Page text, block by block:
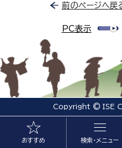
おすすめ 検索・メニュー
前のページへ戻
PC表示
Copyright © ISE